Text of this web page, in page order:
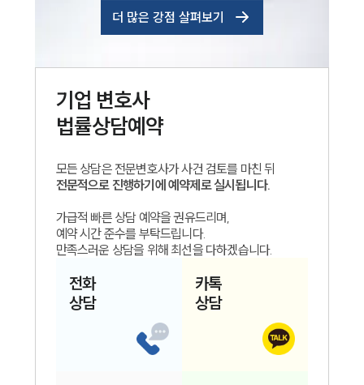
더 많은 강점 살펴보기
기업 변호사
법률상담예약
모든 상담은 전문변호사가 사건 검토를 마친 뒤
전문적으로 진행하기에 예약제로 실시됩니다.
가급적 빠른 상담 예약을 권유드리며,
예약 시간 준수를 부탁드립니다.
만족스러운 상담을 위해 최선을 다하겠습니다.
전화
상담
카톡
상담